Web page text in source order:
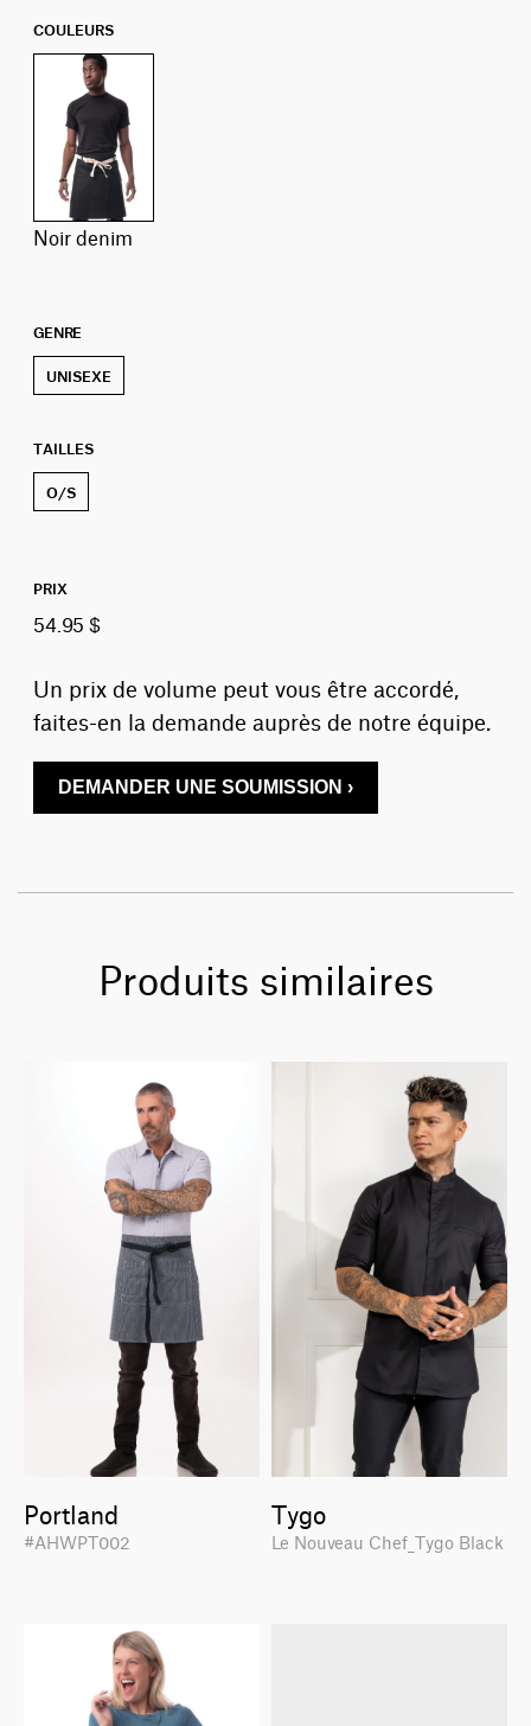
COULEURS
noir denim
GENRE
UNISEXE
TAILLES
O/S
PRIX
54.95 $
Un prix de volume peut vous être accordé,
faites-en la demande auprès de notre équipe.
DEMANDER UNE SOUMISSION ›
Produits similaires
Portland
#AHWPT002
Tygo
Le Nouveau Chef_Tygo Black